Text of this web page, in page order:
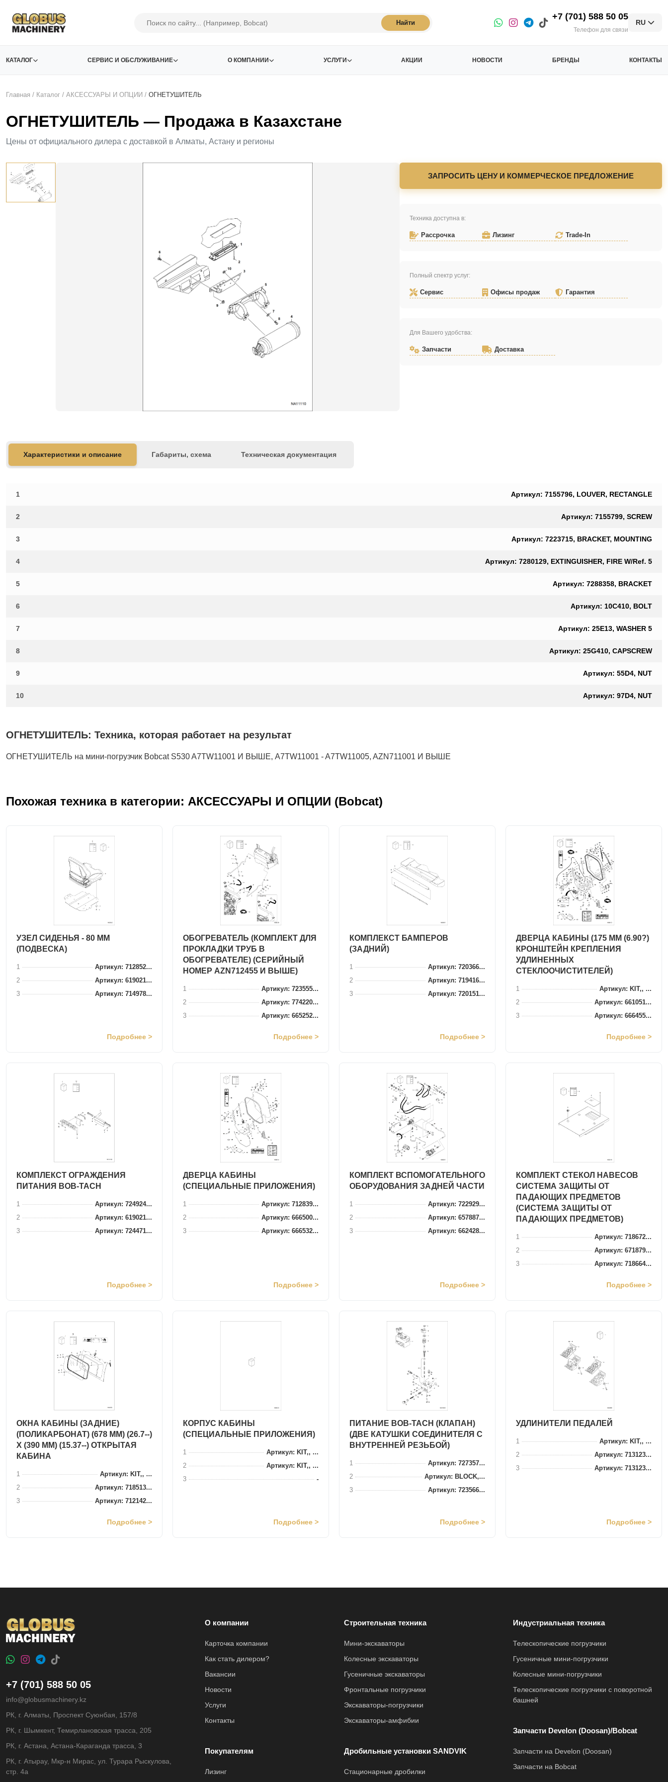
Найти
+7 (701) 588 50 05
Телефон для связи
RU
КАТАЛОГ СЕРВИС И ОБСЛУЖИВАНИЕ О КОМПАНИИ УСЛУГИ АКЦИИ НОВОСТИ БРЕНДЫ КОНТАКТЫ
Главная / Каталог / АКСЕСCУАРЫ И ОПЦИИ / ОГНЕТУШИТЕЛЬ
ОГНЕТУШИТЕЛЬ — Продажа в Казахстане
Цены от официального дилера с доставкой в Алматы, Астану и регионы
ЗАПРОСИТЬ ЦЕНУ И КОММЕРЧЕСКОЕ ПРЕДЛОЖЕНИЕ
Техника доступна в:
Рассрочка Лизинг Trade-In
Полный спектр услуг:
Сервис Офисы продаж Гарантия
Для Вашего удобства:
Запчасти Доставка
Характеристики и описание Габариты, схема Техническая документация
1 Артикул: 7155796, LOUVER, RECTANGLE
2 Артикул: 7155799, SCREW
3 Артикул: 7223715, BRACKET, MOUNTING
4 Артикул: 7280129, EXTINGUISHER, FIRE W/Ref. 5
5 Артикул: 7288358, BRACKET
6 Артикул: 10C410, BOLT
7 Артикул: 25E13, WASHER 5
8 Артикул: 25G410, CAPSCREW
9 Артикул: 55D4, NUT
10 Артикул: 97D4, NUT
ОГНЕТУШИТЕЛЬ: Техника, которая работает на результат
ОГНЕТУШИТЕЛЬ на мини-погрузчик Bobcat S530 A7TW11001 И ВЫШЕ, A7TW11001 - A7TW11005, AZN711001 И ВЫШЕ
Похожая техника в категории: АКСЕСCУАРЫ И ОПЦИИ (Bobcat)
УЗЕЛ СИДЕНЬЯ - 80 ММ
(ПОДВЕСКА)
1
Артикул: 712852...
2
Артикул: 619021...
3
Артикул: 714978...
Подробнее >
ОБОГРЕВАТЕЛЬ (КОМПЛЕКТ ДЛЯ
ПРОКЛАДКИ ТРУБ В
ОБОГРЕВАТЕЛЕ) (СЕРИЙНЫЙ
НОМЕР AZN712455 И ВЫШЕ)
1
Артикул: 723555...
2
Артикул: 774220...
3
Артикул: 665252...
Подробнее >
КОМПЛЕКСТ БАМПЕРОВ
(ЗАДНИЙ)
1
Артикул: 720366...
2
Артикул: 719416...
3
Артикул: 720151...
Подробнее >
ДВЕРЦА КАБИНЫ (175 ММ (6.90?)
КРОНШТЕЙН КРЕПЛЕНИЯ
УДЛИНЕННЫХ
СТЕКЛООЧИСТИТЕЛЕЙ)
1
Артикул: KIT,, ...
2
Артикул: 661051...
3
Артикул: 666455...
Подробнее >
КОМПЛЕКСТ ОГРАЖДЕНИЯ
ПИТАНИЯ BOB-TACH
1
Артикул: 724924...
2
Артикул: 619021...
3
Артикул: 724471...
Подробнее >
ДВЕРЦА КАБИНЫ
(СПЕЦИАЛЬНЫЕ ПРИЛОЖЕНИЯ)
1
Артикул: 712839...
2
Артикул: 666500...
3
Артикул: 666532...
Подробнее >
КОМПЛЕКТ ВСПОМОГАТЕЛЬНОГО
ОБОРУДОВАНИЯ ЗАДНЕЙ ЧАСТИ
1
Артикул: 722929...
2
Артикул: 657887...
3
Артикул: 662428...
Подробнее >
КОМПЛЕКТ СТЕКОЛ НАВЕСОВ
СИСТЕМА ЗАЩИТЫ ОТ
ПАДАЮЩИХ ПРЕДМЕТОВ
(СИСТЕМА ЗАЩИТЫ ОТ
ПАДАЮЩИХ ПРЕДМЕТОВ)
1
Артикул: 718672...
2
Артикул: 671879...
3
Артикул: 718664...
Подробнее >
ОКНА КАБИНЫ (ЗАДНИЕ)
(ПОЛИКАРБОНАТ) (678 ММ) (26.7--)
X (390 ММ) (15.37--) ОТКРЫТАЯ
КАБИНА
1
Артикул: KIT,, ...
2
Артикул: 718513...
3
Артикул: 712142...
Подробнее >
КОРПУС КАБИНЫ
(СПЕЦИАЛЬНЫЕ ПРИЛОЖЕНИЯ)
1
Артикул: KIT,, ...
2
Артикул: KIT,, ...
3
-
Подробнее >
ПИТАНИЕ BOB-TACH (КЛАПАН)
(ДВЕ КАТУШКИ СОЕДИНИТЕЛЯ С
ВНУТРЕННЕЙ РЕЗЬБОЙ)
1
Артикул: 727357...
2
Артикул: BLOCK,...
3
Артикул: 723566...
Подробнее >
УДЛИНИТЕЛИ ПЕДАЛЕЙ
1
Артикул: KIT,, ...
2
Артикул: 713123...
3
Артикул: 713123...
Подробнее >
+7 (701) 588 50 05
info@globusmachinery.kz
РК, г. Алматы, Проспект Суюнбая, 157/8
РК, г. Шымкент, Темирлановская трасса, 205
РК, г. Астана, Астана-Караганда трасса, 3
РК, г. Атырау, Мкр-н Мирас, ул. Турара Рыскулова,
стр. 4а
О компании
Карточка компании
Как стать дилером?
Вакансии
Новости
Услуги
Контакты
Покупателям
Лизинг
Строительная техника
Мини-экскаваторы
Колесные экскаваторы
Гусеничные экскаваторы
Фронтальные погрузчики
Экскаваторы-погрузчики
Экскаваторы-амфибии
Дробильные установки SANDVIK
Стационарные дробилки
Индустриальная техника
Телескопические погрузчики
Гусеничные мини-погрузчики
Колесные мини-погрузчики
Телескопические погрузчики с поворотной
башней
Запчасти Develon (Doosan)/Bobcat
Запчасти на Develon (Doosan)
Запчасти на Bobcat